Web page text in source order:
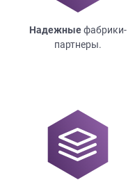
Надежныефабрики-
партнеры.